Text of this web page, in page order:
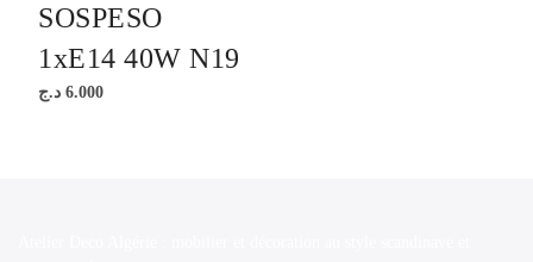
SOSPESO
1xE14 40W N19
6.000 د.ج